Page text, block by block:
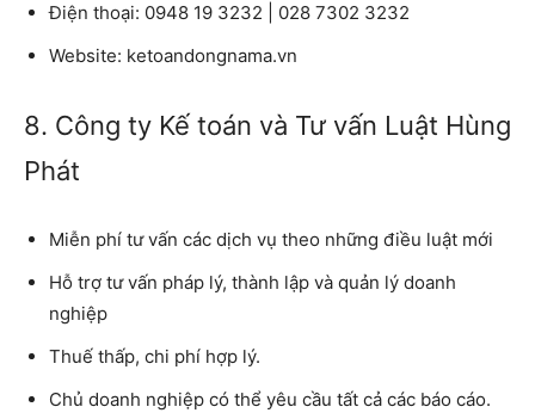
Điện thoại: 0948 19 3232 | 028 7302 3232
Website: ketoandongnama.vn
8. Công ty Kế toán và Tư vấn Luật Hùng
Phát
Miễn phí tư vấn các dịch vụ theo những điều luật mới
Hỗ trợ tư vấn pháp lý, thành lập và quản lý doanh
nghiệp
Thuế thấp, chi phí hợp lý.
Chủ doanh nghiệp có thể yêu cầu tất cả các báo cáo.